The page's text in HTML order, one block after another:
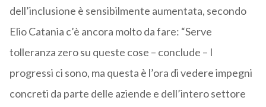
dell’inclusione è sensibilmente aumentata, secondo
Elio Catania c’è ancora molto da fare: “Serve
tolleranza zero su queste cose – conclude – I
progressi ci sono, ma questa è l’ora di vedere impegni
concreti da parte delle aziende e dell’intero settore